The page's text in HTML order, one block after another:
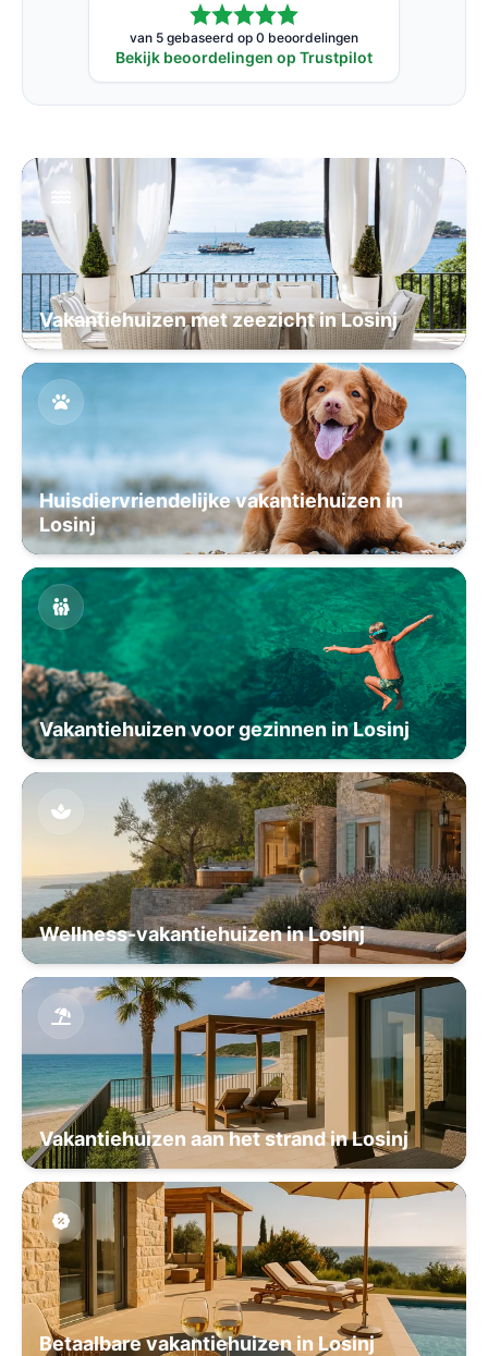
van 5 gebaseerd op 0 beoordelingen
Bekijk beoordelingen op Trustpilot
Vakantiehuizen met zeezicht in Losinj
Huisdiervriendelijke vakantiehuizen in
Losinj
Vakantiehuizen voor gezinnen in Losinj
Wellness-vakantiehuizen in Losinj
Vakantiehuizen aan het strand in Losinj
Betaalbare vakantiehuizen in Losinj